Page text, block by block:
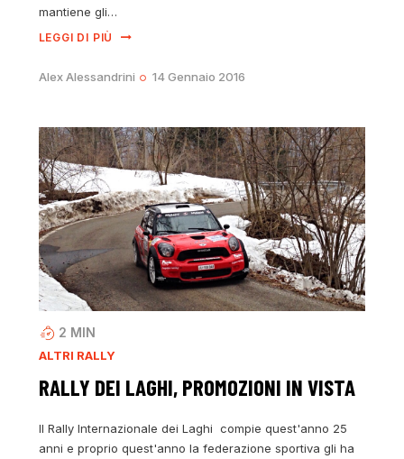
mantiene gli…
LEGGI DI PIÙ
Alex Alessandrini 14 Gennaio 2016
2 MIN
ALTRI RALLY
RALLY DEI LAGHI, PROMOZIONI IN VISTA
Il Rally Internazionale dei Laghi compie quest'anno 25
anni e proprio quest'anno la federazione sportiva gli ha